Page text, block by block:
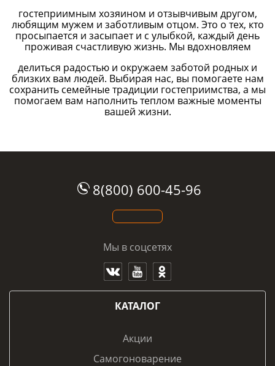
гостеприимным хозяином и отзывчивым другом,
любящим мужем и заботливым отцом. Это о тех, кто
просыпается и засыпает и с улыбкой, каждый день
проживая счастливую жизнь. Мы вдохновляем
делиться радостью и окружаем заботой родных и
близких вам людей. Выбирая нас, вы помогаете нам
сохранить семейные традиции гостеприимства, а мы
помогаем вам наполнить теплом важные моменты
вашей жизни.
8(800) 600-45-96
Мы в соцсетях
КАТАЛОГ
Акции
Самогоноварение